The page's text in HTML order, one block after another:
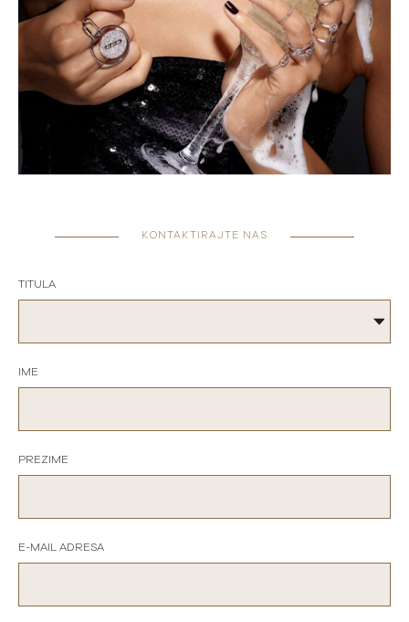
KONTAKTIRAJTE NAS
TITULA
IME
PREZIME
E-MAIL ADRESA